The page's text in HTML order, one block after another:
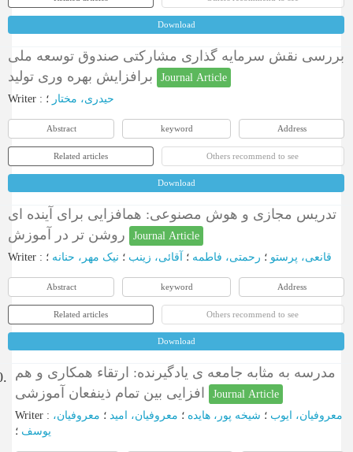
Download
بررسی نقش سرمایه گذاری مشارکتی صندوق توسعه ملی
Journal Article
Writer : حیدری، مختار ؛
Abstract keyword Address
Related articles Others recommend to see
Download
تدریس مجازی و هوش مصنوعی: همافزایی برای آینده ای
Journal Article
Writer : قانعی، پرستو ؛ رحمتی، فاطمه ؛ آقائی، زینب ؛ نیک مهر، حنانه ؛
Abstract keyword Address
Related articles Others recommend to see
Download
مدرسه به مثابه جامعه ی یادگیرنده: ارتقاء همکاری و هم
Journal Article
Writer : معروفیان، ایوب ؛ شیخه پور، هایده ؛ معروفیان، امید ؛ معروفیان،
یوسف ؛